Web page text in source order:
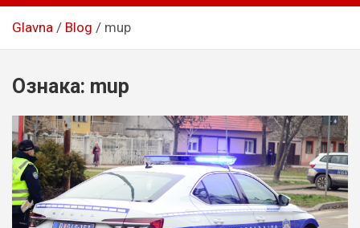
Glavna Blog mup
Ознака: mup